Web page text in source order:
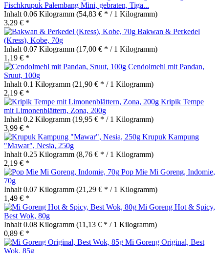
Fischkrupuk Palembang Mini, gebraten, Tiga...
Inhalt 0.06 Kilogramm (54,83 € * / 1 Kilogramm)
3,29 € *
Bakwan & Perkedel
(Kress), Kobe, 70g
Inhalt 0.07 Kilogramm (17,00 € * / 1 Kilogramm)
1,19 € *
Cendolmehl mit Pandan,
Sruut, 100g
Inhalt 0.1 Kilogramm (21,90 € * / 1 Kilogramm)
2,19 € *
Kripik Tempe
mit Limonenblättern, Zona, 200g
Inhalt 0.2 Kilogramm (19,95 € * / 1 Kilogramm)
3,99 € *
Krupuk Kampung
"Mawar", Nesia, 250g
Inhalt 0.25 Kilogramm (8,76 € * / 1 Kilogramm)
2,19 € *
Pop Mie Mi Goreng, Indomie,
70g
Inhalt 0.07 Kilogramm (21,29 € * / 1 Kilogramm)
1,49 € *
Mi Goreng Hot & Spicy,
Best Wok, 80g
Inhalt 0.08 Kilogramm (11,13 € * / 1 Kilogramm)
0,89 € *
Mi Goreng Original, Best
Wok, 85g